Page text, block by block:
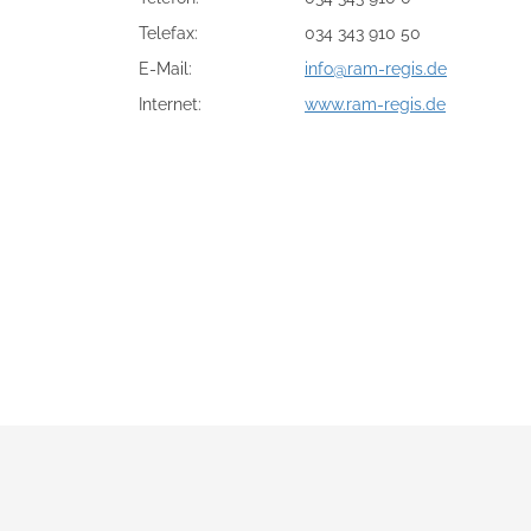
Telefax:
034 343 910 50
E-Mail:
info@ram-regis.de
Internet:
www.ram-regis.de